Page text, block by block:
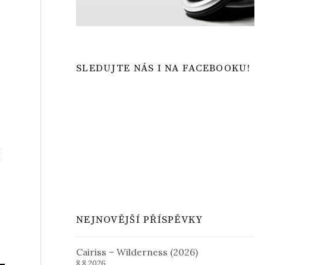
SLEDUJTE NÁS I NA FACEBOOKU!
NEJNOVĚJŠÍ PŘÍSPĚVKY
Cairiss – Wilderness (2026)